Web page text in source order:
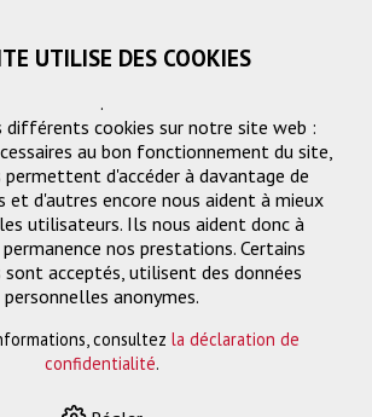
*
UTILISE DES COOKIES
.
différents cookies sur notre site web :
au bon fonctionnement du site,
permettent d'accéder à davantage de
d'autres encore nous aident à mieux
utilisateurs. Ils nous aident donc à
nos prestations. Certains
sont acceptés, utilisent des données
personnelles anonymes.
consultez la déclaration de
confidentialité.